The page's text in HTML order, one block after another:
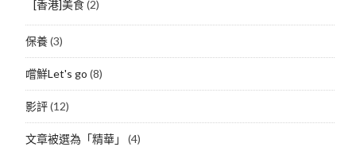
[香港]美食(2)
保養(3)
嚐鮮Let's go (8)
影評(12)
文章被選為「精華」 (4)